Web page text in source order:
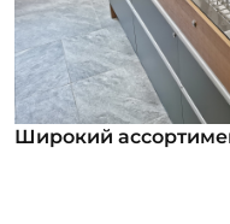
Широкий